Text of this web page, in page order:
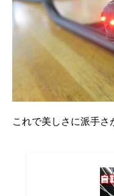
これで美しさに派手さ